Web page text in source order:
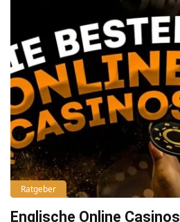
Ratgeber
Englische Online Casinos